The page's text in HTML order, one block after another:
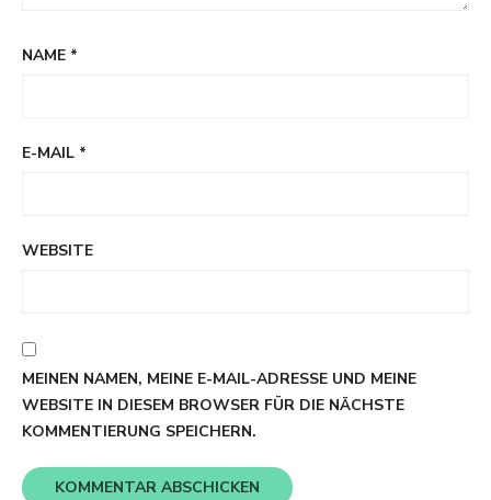
NAME *
E-MAIL *
WEBSITE
MEINEN NAMEN, MEINE E-MAIL-ADRESSE UND MEINE
WEBSITE IN DIESEM BROWSER FÜR DIE NÄCHSTE
KOMMENTIERUNG SPEICHERN.